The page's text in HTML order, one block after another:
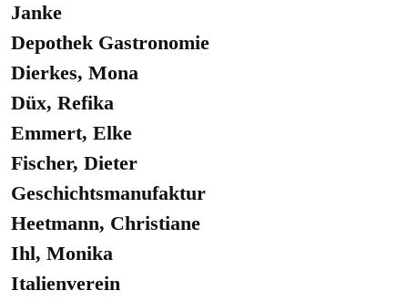
Janke
Depothek Gastronomie
Dierkes, Mona
Düx, Refika
Emmert, Elke
Fischer, Dieter
Geschichtsmanufaktur
Heetmann, Christiane
Ihl, Monika
Italienverein